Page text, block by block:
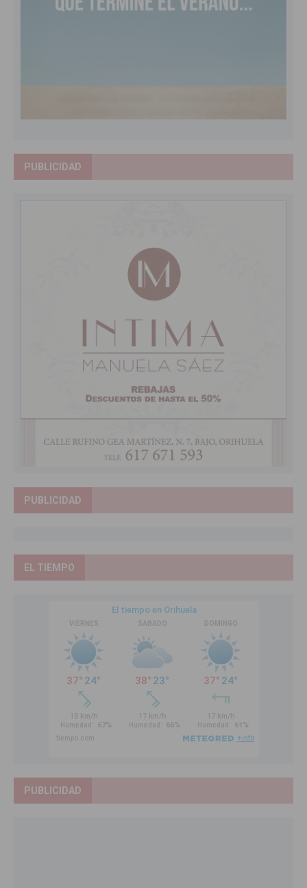
PUBLICIDAD
PUBLICIDAD
EL TIEMPO
PUBLICIDAD